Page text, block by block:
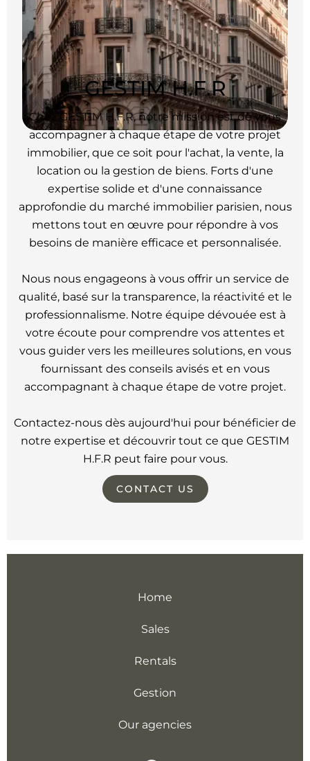
GESTIM H.F.R
Chez GESTIM H.F.R, notre mission est de vous
accompagner à chaque étape de votre projet
immobilier, que ce soit pour l'achat, la vente, la
location ou la gestion de biens. Forts d'une
expertise solide et d'une connaissance
approfondie du marché immobilier parisien, nous
mettons tout en œuvre pour répondre à vos
besoins de manière efficace et personnalisée.
Nous nous engageons à vous offrir un service de
qualité, basé sur la transparence, la réactivité et le
professionnalisme. Notre équipe dévouée est à
votre écoute pour comprendre vos attentes et
vous guider vers les meilleures solutions, en vous
fournissant des conseils avisés et en vous
accompagnant à chaque étape de votre projet.
Contactez-nous dès aujourd'hui pour bénéficier de
notre expertise et découvrir tout ce que GESTIM
H.F.R peut faire pour vous.
CONTACT US
Home
Sales
Rentals
Gestion
Our agencies